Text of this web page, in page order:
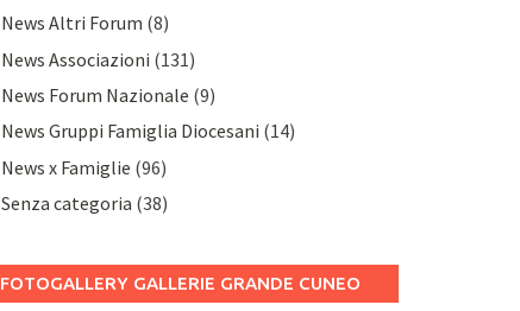
News Altri Forum (8)
News Associazioni (131)
News Forum Nazionale (9)
News Gruppi Famiglia Diocesani (14)
News x Famiglie (96)
Senza categoria (38)
FOTOGALLERY GALLERIE GRANDE CUNEO